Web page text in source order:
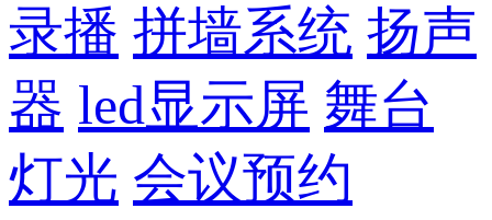
录播 拼墙系统 扬声
器 led显示屏 舞台
灯光 会议预约